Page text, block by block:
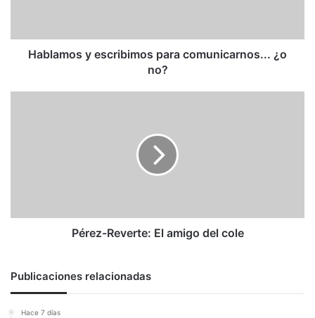
Hablamos y escribimos para comunicarnos... ¿o
no?
Pérez-Reverte: El amigo del cole
Publicaciones relacionadas
Hace 7 días